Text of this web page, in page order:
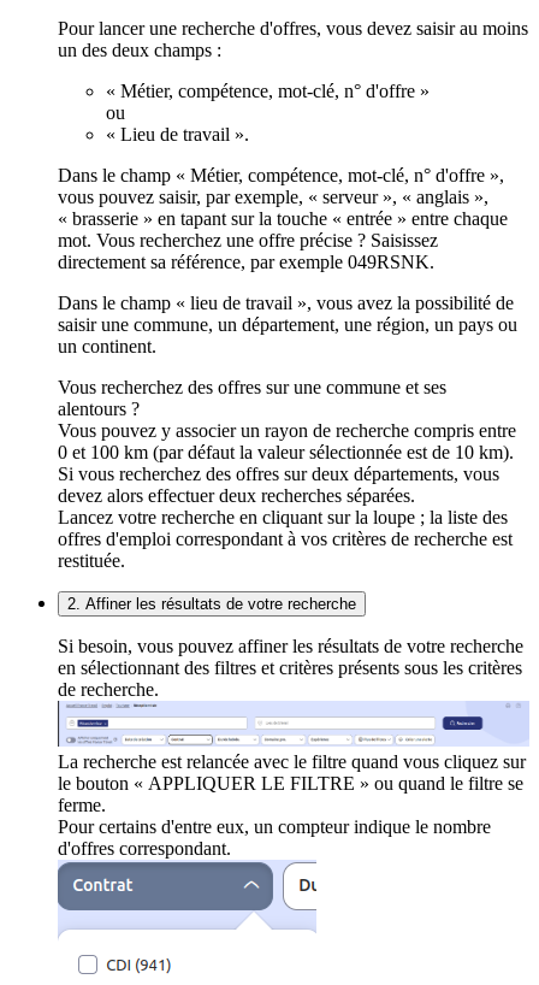
Pour lancer une recherche d'offres, vous devez saisir au moins
un des deux champs :
« Métier, compétence, mot-clé, n° d'offre »
ou
« Lieu de travail ».
Dans le champ « Métier, compétence, mot-clé, n° d'offre »,
vous pouvez saisir, par exemple, « serveur », « anglais »,
« brasserie » en tapant sur la touche « entrée » entre chaque
mot. Vous recherchez une offre précise ? Saisissez
directement sa référence, par exemple 049RSNK.
Dans le champ « lieu de travail », vous avez la possibilité de
saisir une commune, un département, une région, un pays ou
un continent.
Vous recherchez des offres sur une commune et ses
alentours ?
Vous pouvez y associer un rayon de recherche compris entre
0 et 100 km (par défaut la valeur sélectionnée est de 10 km).
Si vous recherchez des offres sur deux départements, vous
devez alors effectuer deux recherches séparées.
Lancez votre recherche en cliquant sur la loupe ; la liste des
offres d'emploi correspondant à vos critères de recherche est
restituée.
2. Affiner les résultats de votre recherche
Si besoin, vous pouvez affiner les résultats de votre recherche
en sélectionnant des filtres et critères présents sous les critères
de recherche.
La recherche est relancée avec le filtre quand vous cliquez sur
le bouton « APPLIQUER LE FILTRE » ou quand le filtre se
ferme.
Pour certains d'entre eux, un compteur indique le nombre
d'offres correspondant.